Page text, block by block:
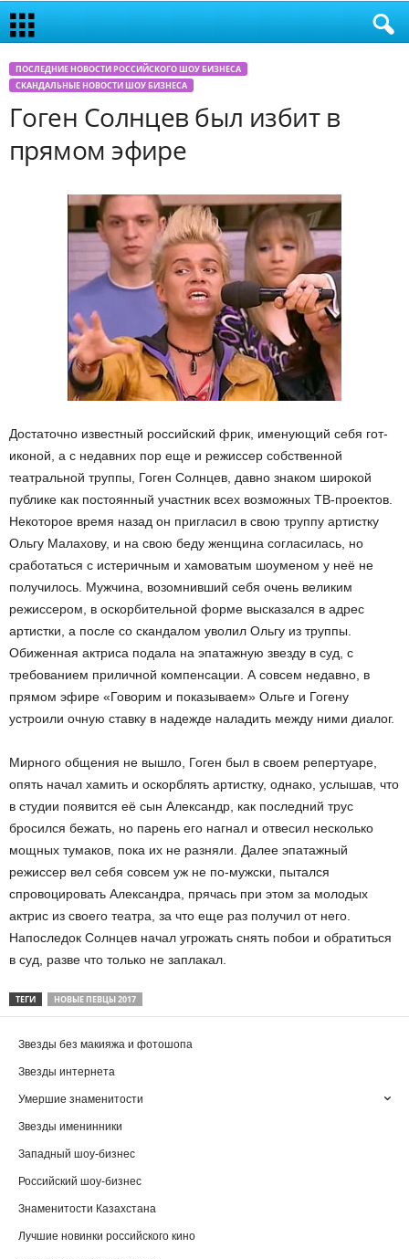
ПОСЛЕДНИЕ НОВОСТИ РОССИЙСКОГО ШОУ БИЗНЕСА
СКАНДАЛЬНЫЕ НОВОСТИ ШОУ БИЗНЕСА
Гоген Солнцев был избит в
прямом эфире
Достаточно известный российский фрик, именующий себя гот-
иконой, а с недавних пор еще и режиссер собственной
театральной труппы, Гоген Солнцев, давно знаком широкой
публике как постоянный участник всех возможных ТВ-проектов.
Некоторое время назад он пригласил в свою труппу артистку
Ольгу Малахову, и на свою беду женщина согласилась, но
сработаться с истеричным и хамоватым шоуменом у неё не
получилось. Мужчина, возомнивший себя очень великим
режиссером, в оскорбительной форме высказался в адрес
артистки, а после со скандалом уволил Ольгу из труппы.
Обиженная актриса подала на эпатажную звезду в суд, с
требованием приличной компенсации. А совсем недавно, в
прямом эфире «Говорим и показываем» Ольге и Гогену
устроили очную ставку в надежде наладить между ними диалог.
Мирного общения не вышло, Гоген был в своем репертуаре,
опять начал хамить и оскорблять артистку, однако, услышав, что
в студии появится её сын Александр, как последний трус
бросился бежать, но парень его нагнал и отвесил несколько
мощных тумаков, пока их не разняли. Далее эпатажный
режиссер вел себя совсем уж не по-мужски, пытался
спровоцировать Александра, прячась при этом за молодых
актрис из своего театра, за что еще раз получил от него.
Напоследок Солнцев начал угрожать снять побои и обратиться
в суд, разве что только не заплакал.
ТЕГИ НОВЫЕ ПЕВЦЫ 2017
Звезды без макияжа и фотошопа
Звезды интернета
Умершие знаменитости
Звезды именинники
Западный шоу-бизнес
Российский шоу-бизнес
Знаменитости Казахстана
Лучшие новинки российского кино